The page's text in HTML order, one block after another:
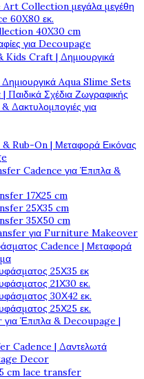
Art Collection μεγάλα μεγέθη
60X80 εκ.
40X30 cm
για Decoupage
Kids Craft | Δημιουργικά
Δημιουργικά Aqua Slime Sets
Παιδικά Σχέδια Ζωγραφικής
Δακτυλομπογιές για
Rub-On | Μεταφορά Εικόνας
Cadence για Έπιπλα &
17Χ25 cm
25Χ35 cm
35Χ50 cm
για Furniture Makeover
Cadence | Μεταφορά
25Χ35 εκ
21Χ30 εκ.
30Χ42 εκ.
25Χ25 εκ.
Έπιπλα & Decoupage |
Cadence | Δαντελωτά
Decor
cm lace transfer